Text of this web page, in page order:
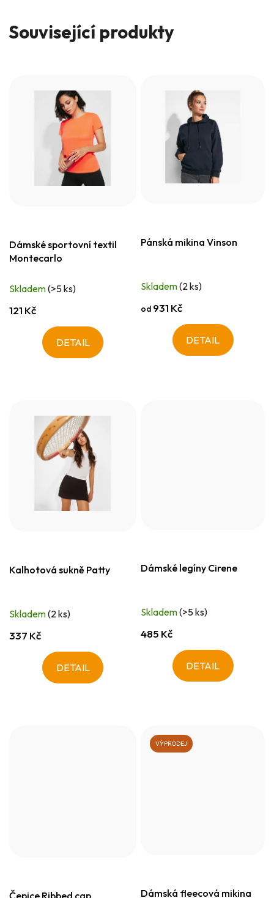
Související produkty
Dámské sportovní textil
Montecarlo
Skladem(>5 ks)
121 Kč
DETAIL
Pánská mikina Vinson
Skladem(2 ks)
od 931 Kč
DETAIL
Kalhotová sukně Patty
Skladem(2 ks)
337 Kč
DETAIL
Dámské legíny Cirene
Skladem(>5 ks)
485 Kč
DETAIL
Čepice Ribbed cap
VÝPRODEJ
Dámská fleecová mikina